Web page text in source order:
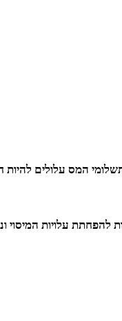
המס עלולים להיות
להפחתת עלויות המיסוי